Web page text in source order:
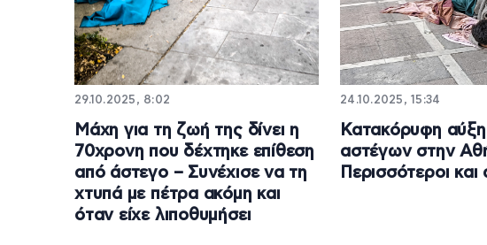
29.10.2025, 8:02
Μάχη για τη ζωή της δίνει η
70χρονη που δέχτηκε επίθεση
από άστεγο – Συνέχισε να τη
χτυπά με πέτρα ακόμη και
όταν είχε λιποθυμήσει
24.10.2025, 15:34
Κατακόρυφη
αστέγων στην
Περισσότεροι